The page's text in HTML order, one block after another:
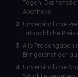
Tagen. Der
Apotheke.
2 Unverbindliche
tatsächliche Preis
3 Alle Preisangaben
Bringdienst der
4 Unverbindliche